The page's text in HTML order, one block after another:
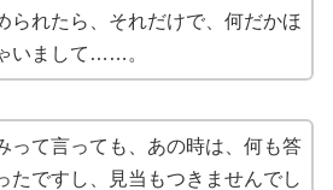
られたら、それだけで、何だかほ
いまして……。
って言っても、あの時は、何も答
たですし、見当もつきませんでし